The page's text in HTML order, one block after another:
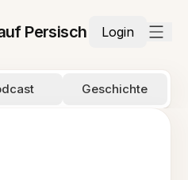
Persisch Login
Geschichte